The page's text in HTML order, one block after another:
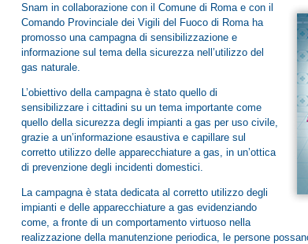
Snam in collaborazione con il Comune di Roma e con il
Comando Provinciale dei Vigili del Fuoco di Roma ha
promosso una campagna di sensibilizzazione e
informazione sul tema della sicurezza nell’utilizzo del
gas naturale.
L’obiettivo della campagna è stato quello di
sensibilizzare i cittadini su un tema importante come
quello della sicurezza degli impianti a gas per uso civile,
grazie a un’informazione esaustiva e capillare sul
corretto utilizzo delle apparecchiature a gas, in un’ottica
di prevenzione degli incidenti domestici.
La campagna è stata dedicata al corretto utilizzo degli
impianti e delle apparecchiature a gas evidenziando
come, a fronte di un comportamento virtuoso nella
realizzazione della manutenzione periodica, le persone